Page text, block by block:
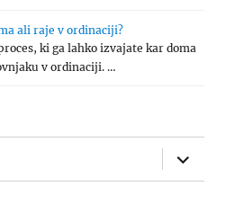
ali raje v ordinaciji?
ki ga lahko izvajate kar doma
v ordinaciji. …
expand
child
menu